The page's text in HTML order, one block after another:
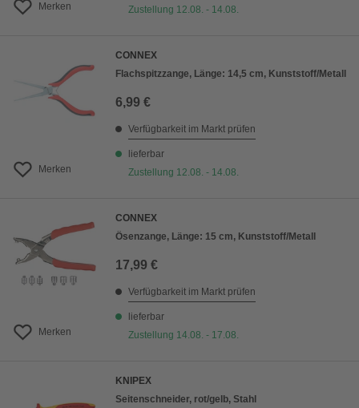
Merken
Zustellung 12.08. - 14.08.
Merken
CONNEX
Flachspitzzange, Länge: 14,5 cm, Kunststoff/Metall
6,99 €
Verfügbarkeit im Markt prüfen
lieferbar
Zustellung 12.08. - 14.08.
Merken
CONNEX
Ösenzange, Länge: 15 cm, Kunststoff/Metall
17,99 €
Verfügbarkeit im Markt prüfen
lieferbar
Zustellung 14.08. - 17.08.
KNIPEX
Seitenschneider, rot/gelb, Stahl